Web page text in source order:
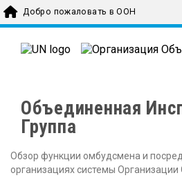
Skip to main content
Добро пожаловать в ООН
Объединенная
Группа
Обзор функции омбудсмена и
организациях системы